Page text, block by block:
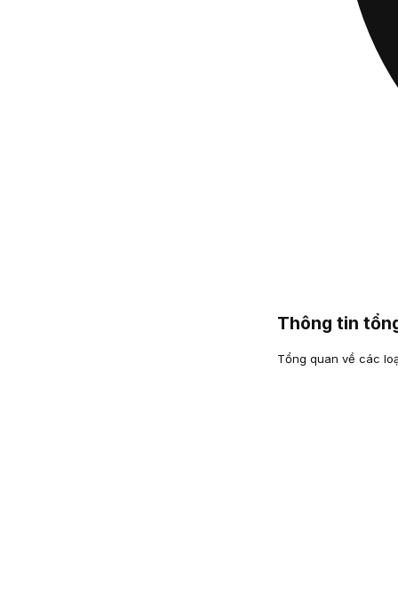
Thông tin
Tổng quan về các